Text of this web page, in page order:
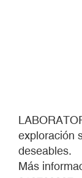
exploración
deseables.
Más